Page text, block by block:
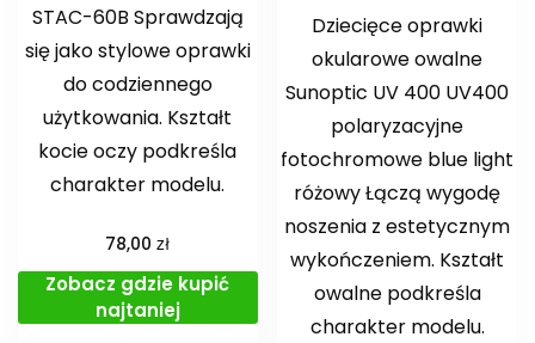
STAC-60B Sprawdzają
się jako stylowe oprawki
do codziennego
użytkowania. Kształt
kocie oczy podkreśla
charakter modelu.
78,00zł
Zobacz gdzie kupić
najtaniej
Dziecięce oprawki
okularowe owalne
Sunoptic UV 400 UV400
polaryzacyjne
fotochromowe blue light
różowy Łączą wygodę
noszenia z estetycznym
wykończeniem. Kształt
owalne podkreśla
charakter modelu.